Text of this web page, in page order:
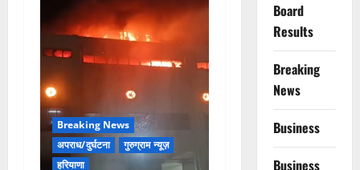
Breaking News
अपराध/दुर्घटना
गुरुग्राम न्यूज़
हरियाणा
Board
Results
Breaking
News
Business
Business